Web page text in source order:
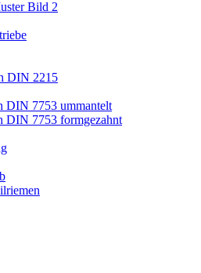
DIN 2215
DIN 7753 ummantelt
DIN 7753 formgezahnt